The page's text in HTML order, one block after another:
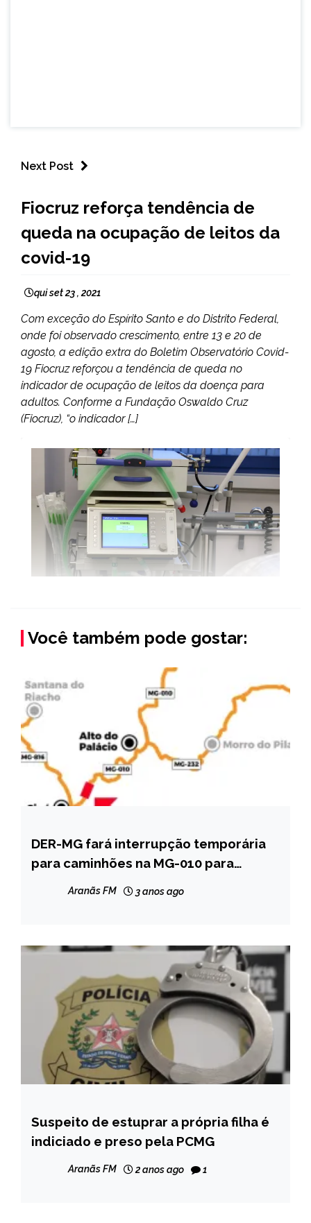
Next Post
NOTÍCIAS
Fiocruz reforça tendência de
queda na ocupação de leitos da
covid-19
qui set 23 , 2021
Com exceção do Espírito Santo e do Distrito Federal,
onde foi observado crescimento, entre 13 e 20 de
agosto, a edição extra do Boletim Observatório Covid-
19 Fiocruz reforçou a tendência de queda no
indicador de ocupação de leitos da doença para
adultos. Conforme a Fundação Oswaldo Cruz
(Fiocruz), “o indicador […]
Você também pode gostar:
MINAS
GERAIS
NOTÍCIAS
DER-MG fará interrupção temporária
para caminhões na MG-010 para
Aranãs FM 3 anos ago
MINAS
GERAIS
NOTÍCIAS
Suspeito de estuprar a própria filha é
indiciado e preso pela PCMG
Aranãs FM 2 anos ago 1